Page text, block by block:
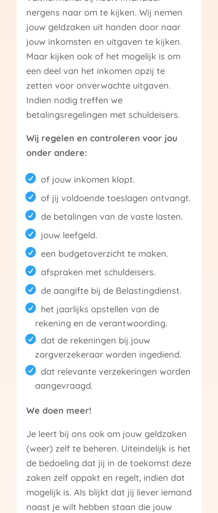
nergens naar om te kijken. Wij nemen
jouw geldzaken uit handen door naar
jouw inkomsten en uitgaven te kijken.
Maar kijken ook of het mogelijk is om
een deel van het inkomen opzij te
zetten voor onverwachte uitgaven.
Indien nodig treffen we
betalingsregelingen met schuldeisers.
Wij regelen en controleren voor jou
onder andere:
of jouw inkomen klopt.
of jij voldoende toeslagen ontvangt.
de betalingen van de vaste lasten.
jouw leefgeld.
een budgetoverzicht te maken.
afspraken met schuldeisers.
de aangifte bij de Belastingdienst.
het jaarlijks opstellen van de
rekening en de verantwoording.
dat de rekeningen bij jouw
zorgverzekeraar worden ingediend.
dat relevante verzekeringen worden
aangevraagd.
We doen meer!
Je leert bij ons ook om jouw geldzaken
(weer) zelf te beheren. Uiteindelijk is het
de bedoeling dat jij in de toekomst deze
zaken zelf oppakt en regelt, indien dat
mogelijk is. Als blijkt dat jij liever iemand
naast je wilt hebben staan die jouw